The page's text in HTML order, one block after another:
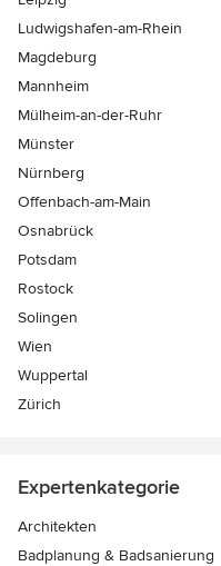
Ludwigshafen-am-Rhein
Magdeburg
Mannheim
Mülheim-an-der-Ruhr
Münster
Nürnberg
Offenbach-am-Main
Osnabrück
Potsdam
Rostock
Solingen
Wien
Wuppertal
Zürich
Expertenkategorie
Architekten
Badplanung & Badsanierung